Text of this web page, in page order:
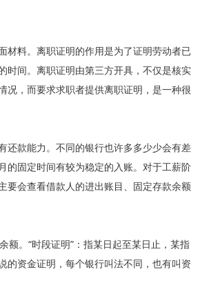
材料。离职证明的作用是为了证明劳动者已
时间。离职证明由第三方开具，不仅是核实
况，而要求求职者提供离职证明，是一种很
还款能力。不同的银行也许多多少少会有差
的固定时间有较为稳定的入账。对于工薪阶
要会查看借款人的进出账目、固定存款余额
额。“时段证明”：指某日起至某日止，某指
的资金证明，每个银行叫法不同，也有叫资